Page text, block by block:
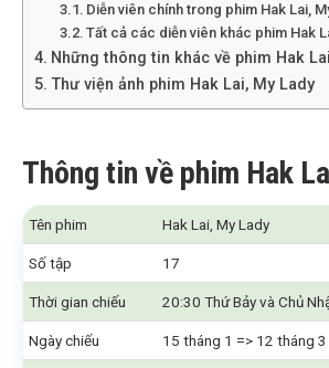
Diễn viên chính trong phim Hak Lai,
Tất cả các diễn viên khác phim Hak
Những thông tin khác về phim Hak
Thư viện ảnh phim Hak Lai, My Lady
Thông tin về phim Hak
Tên phim Hak Lai, My Lady
Số tập 17
Thời gian chiếu 20:30 Thứ Bảy và Chủ
Ngày chiếu 15 tháng 1 => 12 tháng